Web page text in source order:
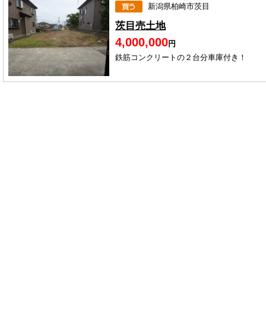
新潟県柏崎市茨目
茨目売土地
4,000,000円
鉄筋コンクリートの２台分車庫付き！